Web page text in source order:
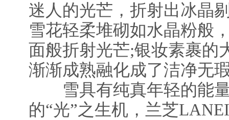
迷人的光芒，折射出冰晶
雪花轻柔堆砌如水晶粉般
面般折射光芒;银妆素裹的
渐渐成熟融化成了洁净无
雪具有纯真年轻的能量
的“光”之生机，兰芝